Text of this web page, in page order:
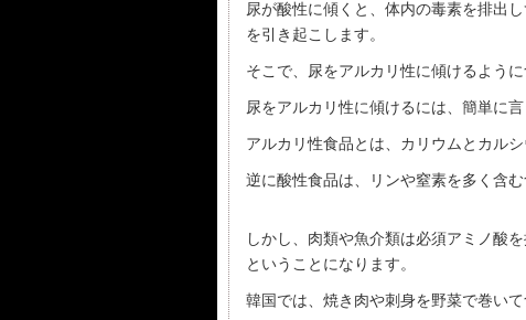
尿が酸性に傾くと、体内の毒素を排出
を引き起こします。
そこで、尿をアルカリ性に傾けるよう
尿をアルカリ性に傾けるには、簡単に
アルカリ性食品とは、カリウムとカル
逆に酸性食品は、リンや窒素を多く含
しかし、肉類や魚介類は必須アミノ酸
ということになります。
韓国では、焼き肉や刺身を野菜で巻いて